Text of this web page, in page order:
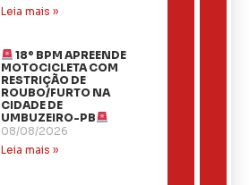
Leia mais »
18º BPM APREENDE
MOTOCICLETA COM
RESTRIÇÃO DE
ROUBO/FURTO NA
CIDADE DE
UMBUZEIRO-PB
08/08/2026
Leia mais »